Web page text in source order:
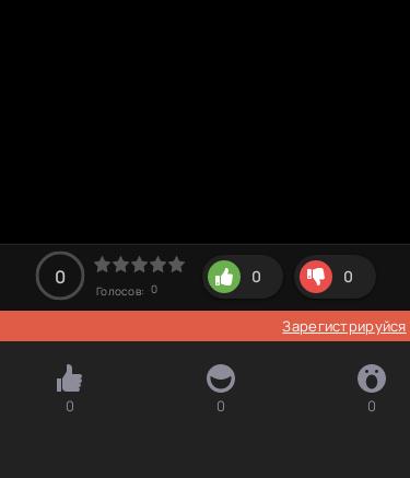
0
Голосов: 0
0 0
Зарегистрируйся
0 0 0